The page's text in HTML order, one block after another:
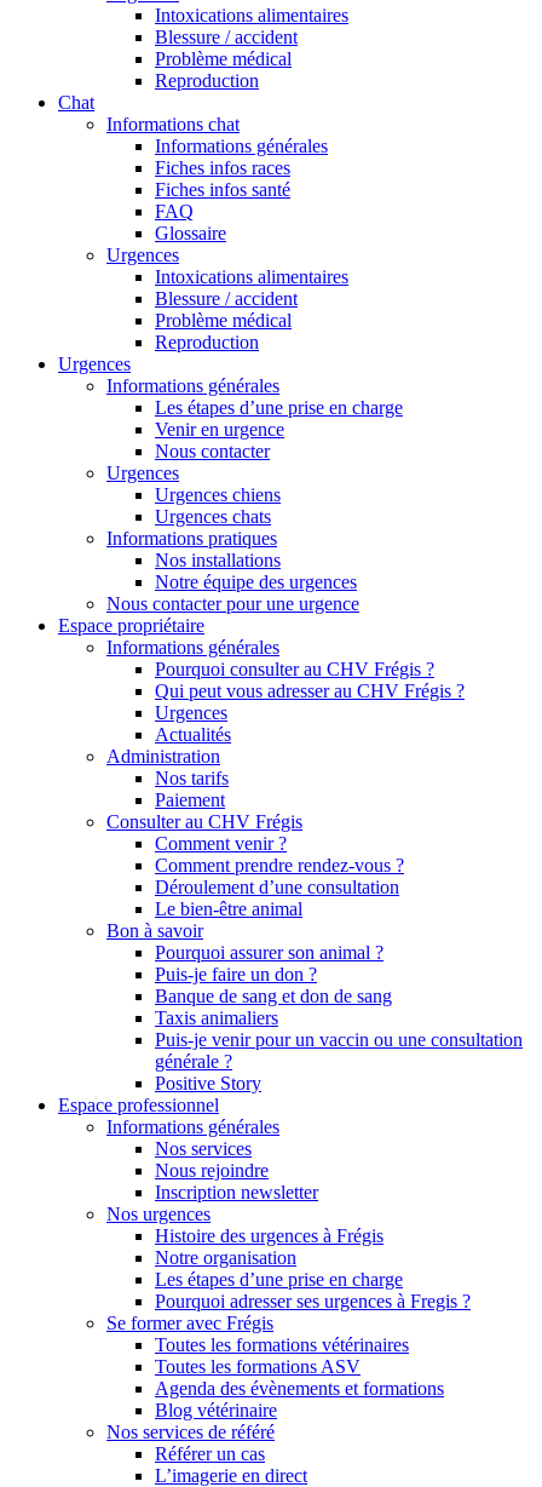
Intoxications alimentaires
Blessure / accident
Problème médical
Reproduction
Chat
Informations chat
Informations générales
Fiches infos races
Fiches infos santé
FAQ
Glossaire
Urgences
Intoxications alimentaires
Blessure / accident
Problème médical
Reproduction
Urgences
Informations générales
Les étapes d’une prise en charge
Venir en urgence
Nous contacter
Urgences
Urgences chiens
Urgences chats
Informations pratiques
Nos installations
Notre équipe des urgences
Nous contacter pour une urgence
Espace propriétaire
Informations générales
Pourquoi consulter au CHV Frégis ?
Qui peut vous adresser au CHV Frégis ?
Urgences
Actualités
Administration
Nos tarifs
Paiement
Consulter au CHV Frégis
Comment venir ?
Comment prendre rendez-vous ?
Déroulement d’une consultation
Le bien-être animal
Bon à savoir
Pourquoi assurer son animal ?
Puis-je faire un don ?
Banque de sang et don de sang
Taxis animaliers
Puis-je venir pour un vaccin ou une consultation
générale ?
Positive Story
Espace professionnel
Informations générales
Nos services
Nous rejoindre
Inscription newsletter
Nos urgences
Histoire des urgences à Frégis
Notre organisation
Les étapes d’une prise en charge
Pourquoi adresser ses urgences à Fregis ?
Se former avec Frégis
Toutes les formations vétérinaires
Toutes les formations ASV
Agenda des évènements et formations
Blog vétérinaire
Nos services de référé
Référer un cas
L’imagerie en direct